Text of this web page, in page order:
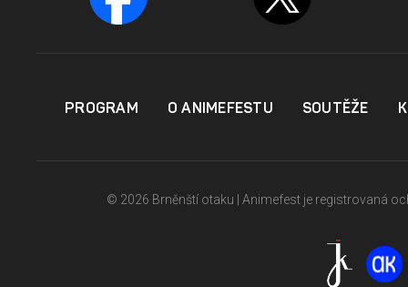
PROGRAM O ANIMEFESTU SOUTĚŽE
© 2026 Brněnští otaku | Animefest je registrovaná